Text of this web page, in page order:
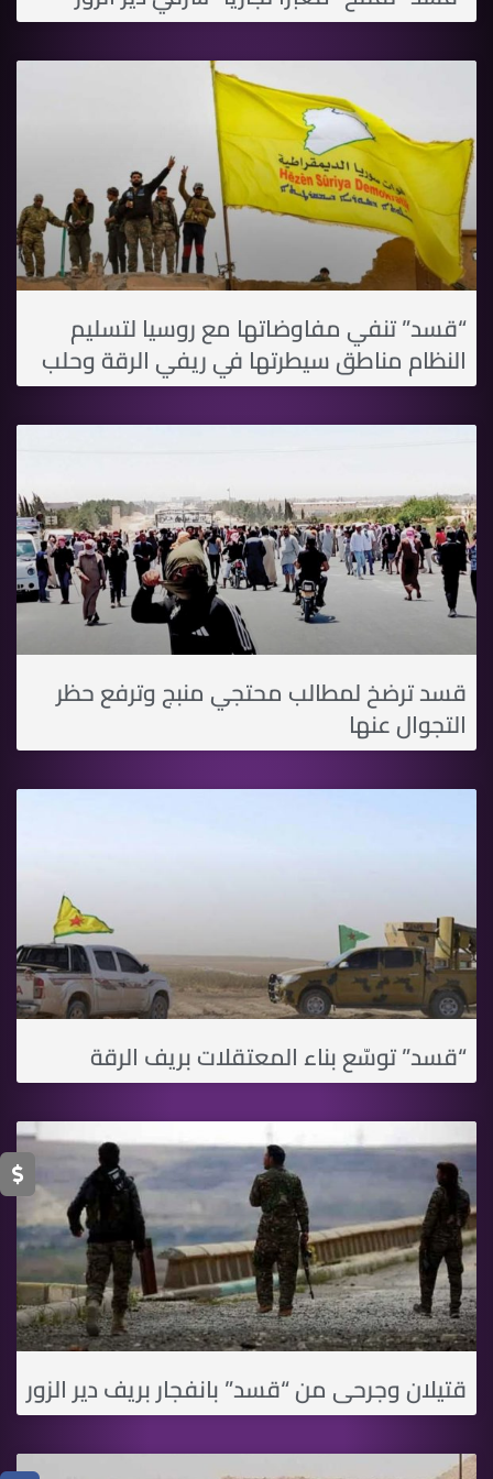
“قسد” تنفي مفاوضاتها مع روسيا لتسليم
النظام مناطق سيطرتها في ريفي الرقة وحلب
قسد ترضخ لمطالب محتجي منبج وترفع حظر
التجوال عنها
“قسد” توسّع بناء المعتقلات بريف الرقة
قتيلان وجرحى من “قسد” بانفجار بريف دير الزور